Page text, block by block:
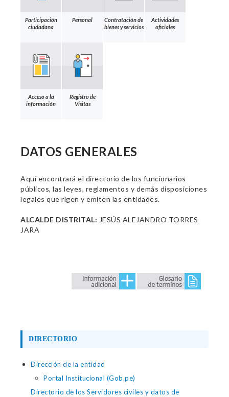
Participación
ciudadana
Personal
Contratación de
bienes y servicios
Actividades
oficiales
Acceso a la
información
Registro de
Visitas
DATOS GENERALES
Aquí encontrará el directorio de los funcionarios
públicos, las leyes, reglamentos y demás disposiciones
legales que rigen y emiten las entidades.
ALCALDE DISTRITAL: JESÚS ALEJANDRO TORRES
JARA
DIRECTORIO
Dirección de la entidad
Portal Institucional (Gob.pe)
Directorio de los Servidores civiles y datos de